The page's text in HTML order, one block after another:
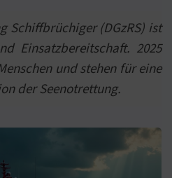
Schiffbrüchiger (DGzRS) ist
Einsatzbereitschaft. 2025
und stehen für eine
der Seenotrettung.